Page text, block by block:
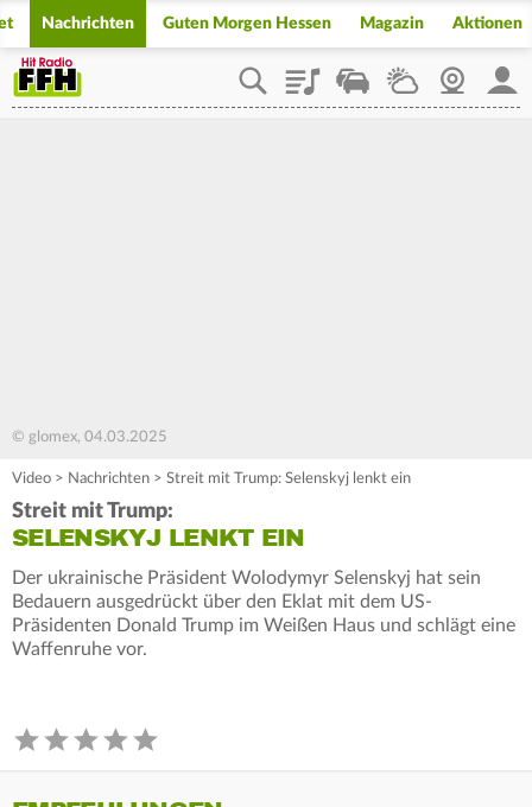
Nachrichten Guten Morgen Hessen Magazin Aktionen
PlaylistStaupilotWetterWebcam
© glomex, 04.03.2025
Video > Nachrichten > Streit mit Trump: Selenskyj lenkt ein
Streit mit Trump:
SELENSKYJ LENKT EIN
Der ukrainische Präsident Wolodymyr Selenskyj hat sein
Bedauern ausgedrückt über den Eklat mit dem US-
Präsidenten Donald Trump im Weißen Haus und schlägt eine
Waffenruhe vor.